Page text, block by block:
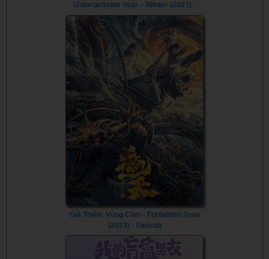
Unforgettable Year – Winter (2023) -
Vietsub
Già Thiên: Vùng Cấm - Forbidden Zone
(2023) - Vietsub